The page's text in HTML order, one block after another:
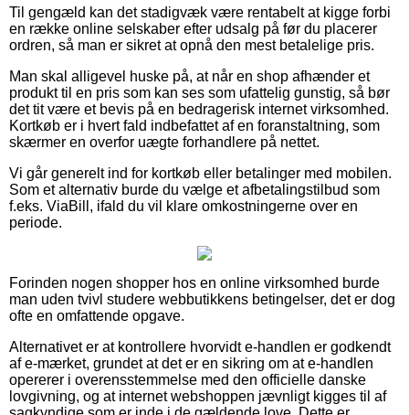
Til gengæld kan det stadigvæk være rentabelt at kigge forbi
en række online selskaber efter udsalg på før du placerer
ordren, så man er sikret at opnå den mest betalelige pris.
Man skal alligevel huske på, at når en shop afhænder et
produkt til en pris som kan ses som ufattelig gunstig, så bør
det tit være et bevis på en bedragerisk internet virksomhed.
Kortkøb er i hvert fald indbefattet af en foranstaltning, som
skærmer en overfor uægte forhandlere på nettet.
Vi går generelt ind for kortkøb eller betalinger med mobilen.
Som et alternativ burde du vælge et afbetalingstilbud som
f.eks. ViaBill, ifald du vil klare omkostningerne over en
periode.
Forinden nogen shopper hos en online virksomhed burde
man uden tvivl studere webbutikkens betingelser, det er dog
ofte en omfattende opgave.
Alternativet er at kontrollere hvorvidt e-handlen er godkendt
af e-mærket, grundet at det er en sikring om at e-handlen
opererer i overensstemmelse med den officielle danske
lovgivning, og at internet webshoppen jævnligt kigges til af